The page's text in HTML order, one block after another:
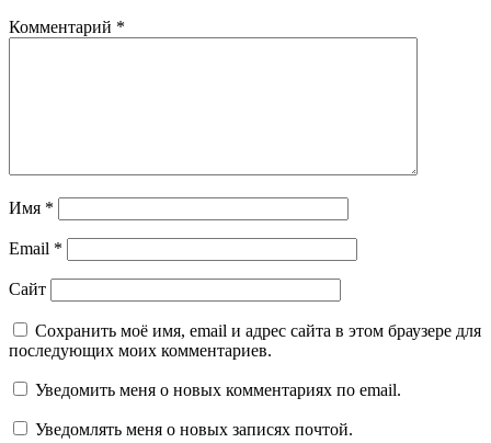
Комментарий *
Имя *
Email *
Сайт
Сохранить моё имя, email и адрес сайта в этом браузере для
последующих моих комментариев.
Уведомить меня о новых комментариях по email.
Уведомлять меня о новых записях почтой.